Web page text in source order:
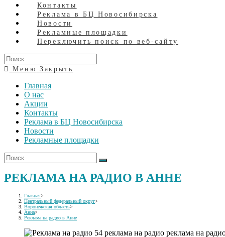
Контакты
Реклама в БЦ Новосибирска
Новости
Рекламные площадки
Переключить поиск по веб-сайту
Меню Закрыть
Главная
О нас
Акции
Контакты
Реклама в БЦ Новосибирска
Новости
Рекламные площадки
РЕКЛАМА НА РАДИО В АННЕ
Главная>
Центральный федеральный округ>
Воронежская область>
Анна>
Реклама на радио в Анне